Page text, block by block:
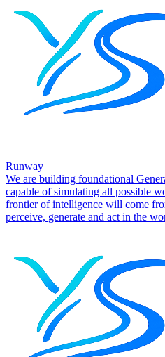
Runway
We are building foundational
capable of simulating all possible
frontier of intelligence will come
perceive, generate and act in the